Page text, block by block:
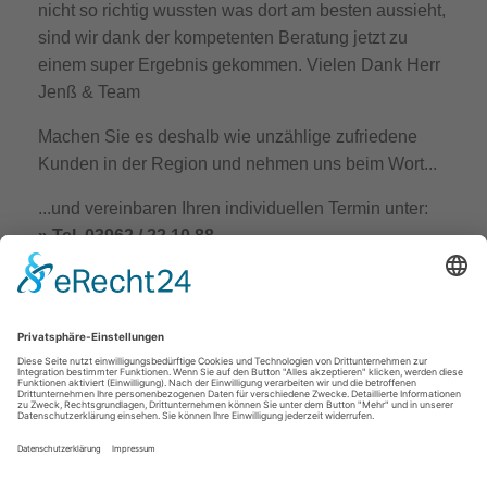
nicht so richtig wussten was dort am besten aussieht,
sind wir dank der kompetenten Beratung jetzt zu
einem super Ergebnis gekommen. Vielen Dank Herr
Jenß & Team
Machen Sie es deshalb wie unzählige zufriedene
Kunden in der Region und nehmen uns beim Wort...
...und vereinbaren Ihren individuellen Termin unter:
» Tel. 03962 / 22 10 88
» Mail:
»
Kontaktformular
Ihr Spanndeckenexperte Ronald Jenß
Zurück zur Übersicht